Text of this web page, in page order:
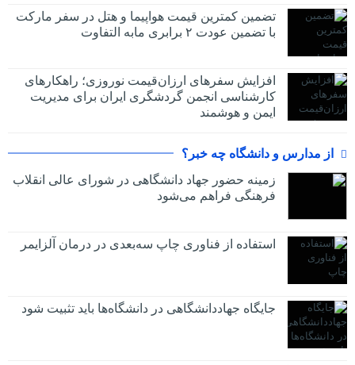
تضمین کمترین قیمت هواپیما و هتل در سفر مارکت
با تضمین عودت ۲ برابری مابه التفاوت
افزایش سفرهای ارزان‌قیمت نوروزی؛ راهکارهای
کارشناسی انجمن گردشگری ایران برای مدیریت
ایمن و هوشمند
از مدارس و دانشگاه چه خبر؟
زمینه حضور جهاد دانشگاهی در شورای عالی انقلاب
فرهنگی فراهم می‌شود
استفاده از فناوری چاپ سه‌بعدی در درمان آلزایمر
جایگاه جهاددانشگاهی در دانشگاه‌ها باید تثبیت شود